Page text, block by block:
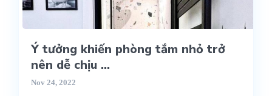
Ý tưởng khiến phòng tắm nhỏ trở
nên dễ chịu ...
Nov 24, 2022